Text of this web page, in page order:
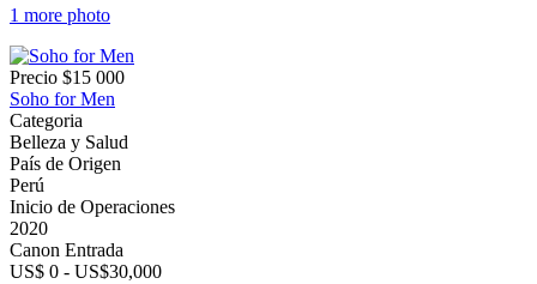
1 more photo
Precio $15 000
Soho for Men
Categoria
Belleza y Salud
País de Origen
Perú
Inicio de Operaciones
2020
Canon Entrada
US$ 0 - US$30,000